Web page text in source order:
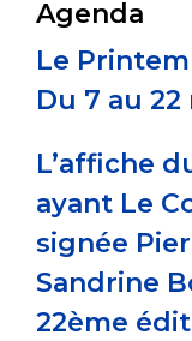
Agenda
Le
Du 7 au 22
L’affiche
ayant Le
signée
Sandrine
22ème